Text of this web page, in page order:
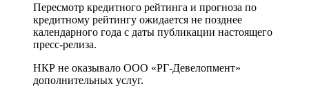
Пересмотр кредитного рейтинга и прогноза по
кредитному рейтингу ожидается не позднее
календарного года с даты публикации настоящего
пресс-релиза.
НКР не оказывало ООО «РГ-Девелопмент»
дополнительных услуг.